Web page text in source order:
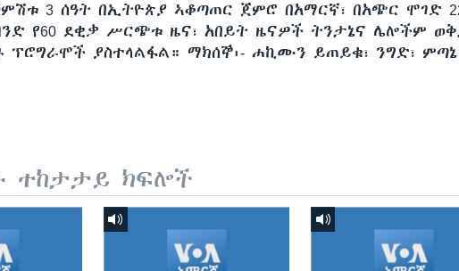
3 ሰዓት በኢትዮጵያ ኣቆጣጠር ጀምሮ በአማርኛ፣ በአጭር ሞገድ
የ60 ደቂቃ ሥርጭቱ ዜና፣ አበይት ዜናዎች ትንታኔና ሌሎችም
ፕሮግራሞች ያስተላልፋል። ማክሰኞ፡- ሐኪሙን ይጠይቁ፣ ንግድ፣ ምጣኔ
ተከታታይ ክፍሎች